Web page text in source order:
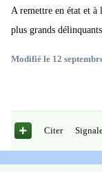
A remettre en état et
plus grands
Modifié le 12
Citer